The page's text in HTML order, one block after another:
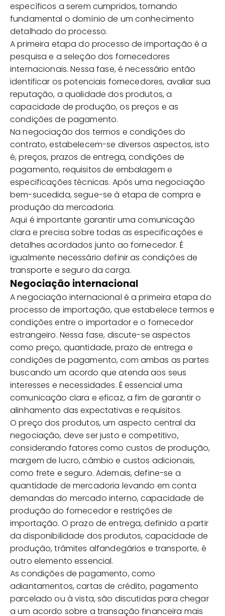
específicos a serem cumpridos, tornando
fundamental o domínio de um conhecimento
detalhado do processo.
A primeira etapa do processo de importação é a
pesquisa e a seleção dos fornecedores
internacionais. Nessa fase, é necessário então
identificar os potenciais fornecedores, avaliar sua
reputação, a qualidade dos produtos, a
capacidade de produção, os preços e as
condições de pagamento.
Na negociação dos termos e condições do
contrato, estabelecem-se diversos aspectos, isto
é, preços, prazos de entrega, condições de
pagamento, requisitos de embalagem e
especificações técnicas. Após uma negociação
bem-sucedida, segue-se à etapa de compra e
produção da mercadoria.
Aqui é importante garantir uma comunicação
clara e precisa sobre todas as especificações e
detalhes acordados junto ao fornecedor. É
igualmente necessário definir as condições de
transporte e seguro da carga.
Negociação internacional
A negociação internacional é a primeira etapa do
processo de importação, que estabelece termos e
condições entre o importador e o fornecedor
estrangeiro. Nessa fase, discute-se aspectos
como preço, quantidade, prazo de entrega e
condições de pagamento, com ambas as partes
buscando um acordo que atenda aos seus
interesses e necessidades. É essencial uma
comunicação clara e eficaz, a fim de garantir o
alinhamento das expectativas e requisitos.
O preço dos produtos, um aspecto central da
negociação, deve ser justo e competitivo,
considerando fatores como custos de produção,
margem de lucro, câmbio e custos adicionais,
como frete e seguro. Ademais, define-se a
quantidade de mercadoria levando em conta
demandas do mercado interno, capacidade de
produção do fornecedor e restrições de
importação. O prazo de entrega, definido a partir
da disponibilidade dos produtos, capacidade de
produção, trâmites alfandegários e transporte, é
outro elemento essencial.
As condições de pagamento, como
adiantamentos, cartas de crédito, pagamento
parcelado ou à vista, são discutidas para chegar
a um acordo sobre a transação financeira mais